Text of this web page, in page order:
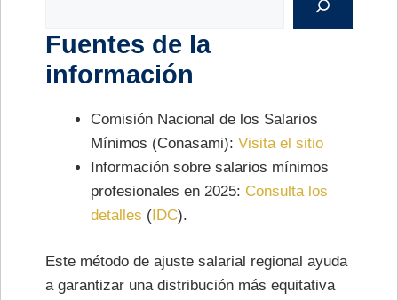
Fuentes de la
información
Comisión Nacional de los Salarios
Mínimos (Conasami): Visita el sitio
Información sobre salarios mínimos
profesionales en 2025: Consulta los
detalles ​ (IDC)​.
Este método de ajuste salarial regional ayuda
a garantizar una distribución más equitativa